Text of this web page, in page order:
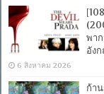
พา
อัง
6 สิงหาคม 2026
ก้า